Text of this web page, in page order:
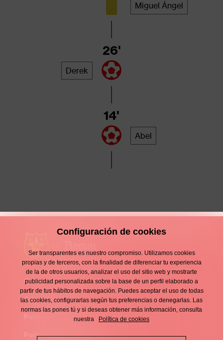
Miguel Ángel
Derek
26'
Abel
14'
Enllaços
d'interès
Contacto
Footer
Aviso legal
Política de privacidad
Política de cookies
Configuración de cookies
Ser transparentes es nuestro compromiso. Utilizamos cookies
propias y de terceros, con la finalidad de diferenciar tu experiencia
de la de otros usuarios, analizar el uso del sitio web y mostrarte
publicidad personalizada sobre la base de un perfil elaborado a
partir de tus hábitos de navegación. Puedes aceptar el uso de todas
las cookies, configurarlas según tus preferencias o denegarlas. Las
normas las pones tú y si deseas obtener más información, consulta
nuestra
Política de cookies